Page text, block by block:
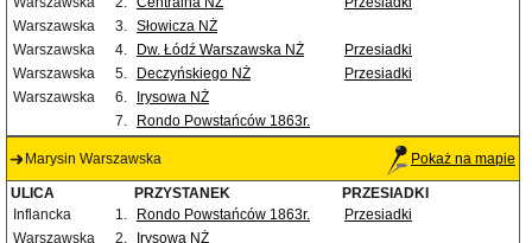
Warszawska
3. Słowicza NŻ
Warszawska
4. Dw. Łódź Warszawska NŻ
Przesiadki
Warszawska
5. Deczyńskiego NŻ
Przesiadki
Warszawska
6.
Irysowa NŻ
7.
Rondo Powstańców 1863r.
Marysin Warszawska Pokaż na mapie
ULICA PRZYSTANEK
PRZESIADKI
Inflancka
1. Rondo Powstańców 1863r.
Przesiadki
Warszawska
2. Irysowa NŻ